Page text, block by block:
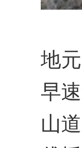
地
早
山